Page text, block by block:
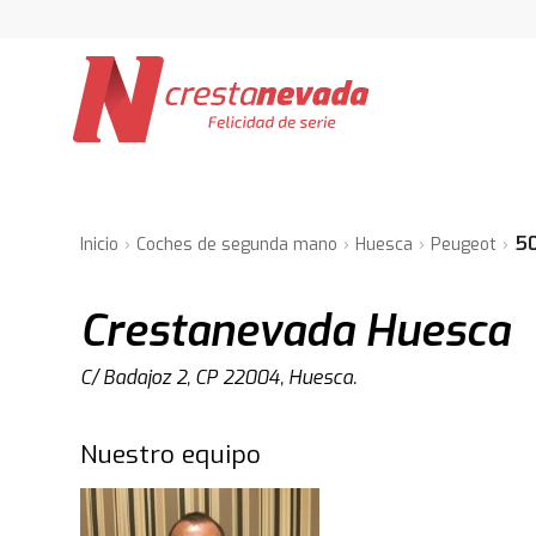
Inicio Coches de segunda mano Huesca Peugeot
Crestanevada Huesca
C/ Badajoz 2, CP 22004, Huesca.
Nuestro equipo